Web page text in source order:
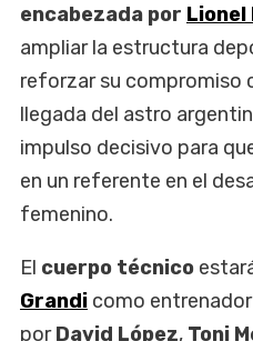
encabezada por Lionel
ampliar la estructura
reforzar su compromiso
llegada del astro
impulso decisivo para
en un referente en el
femenino.
El cuerpo técnico
Grandi como
porDavid López, Toni